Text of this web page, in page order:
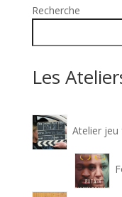
Recherche
Les
Atelier jeu